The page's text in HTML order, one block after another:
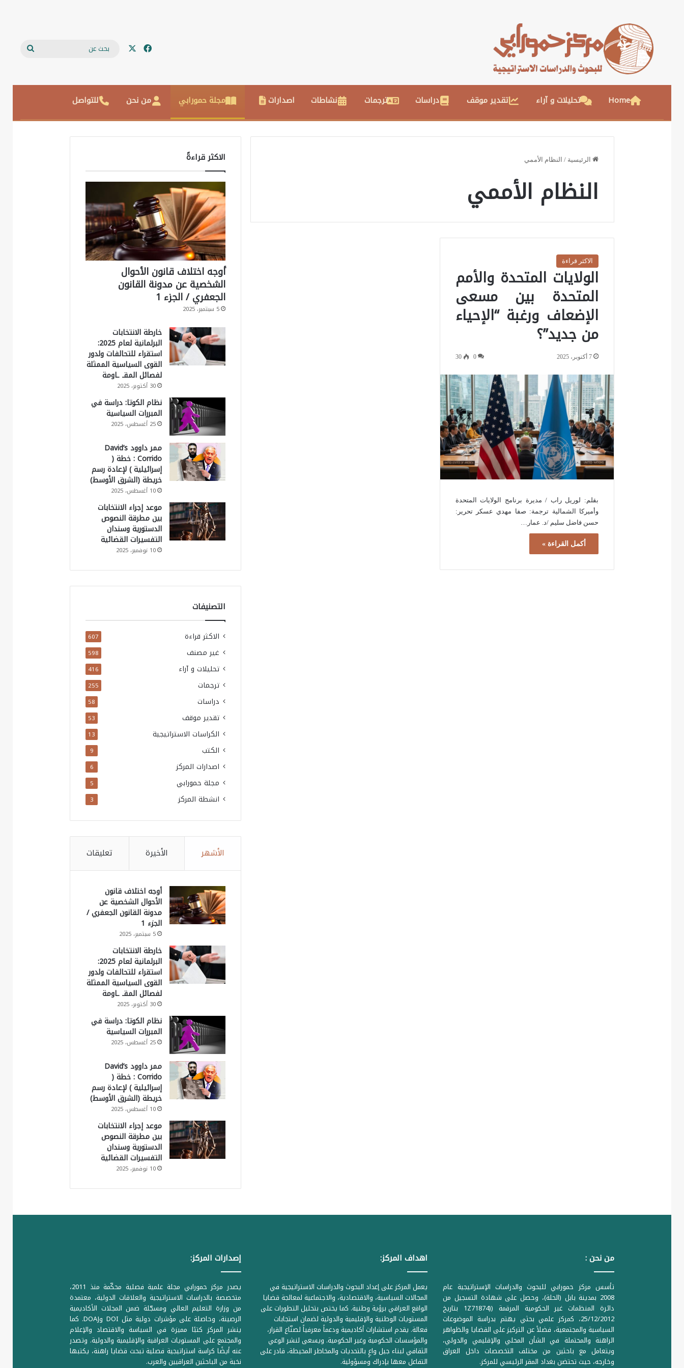
فيسبوك
Home تحليلات و آراء تقدير موقف دراسات ترجمات نشاطات اصدارات مجلة حمورابي من نحن للتواصل
الرئيسية / النظام الأممي
النظام الأممي
الاكثر قراءة
الولايات المتحدة والأمم
المتحدة بين مسعى
الإضعاف ورغبة “الإحياء
من جديد”؟
7 أكتوبر، 2025 0
30
بقلم: لوريل راب / مديرة برنامج الولايات المتحدة
وأميركا الشمالية ترجمة: صفا مهدي عسكر تحرير:
حسن فاضل سليم /د. عمار…
أكمل القراءة »
الاكثر قراءةً
أوجه اختلاف قانون الأحوال
الشخصية عن مدونة القانون
الجعفري / الجزء 1
5 سبتمبر، 2025
خارطة الانتخابات
البرلمانية لعام 2025:
استقراء للتحالفات ولدور
القوى السياسية الممثلة
لفصائل المقـ ـاومة
30 أكتوبر، 2025
نظام الكوتا: دراسة في
المبررات السياسية
25 أغسطس، 2025
ممر داوود David’s
Corrido : خطة (
إسرائيلية ) لإعادة رسم
خريطة (الشرق الأوسط)
10 أغسطس، 2025
موعد إجراء الانتخابات
بين مطرقة النصوص
الدستورية وسندان
التفسيرات القضائية
10 نوفمبر، 2025
التصنيفات
الاكثر قراءة 607
غير مصنف 598
تحليلات و آراء 416
ترجمات 255
دراسات 58
تقدير موقف 53
الكراسات الاستراتيجية 13
الكتب 9
اصدارات المركز 6
مجلة حمورابي 5
انشطة المركز 3
الأشهر الأخيرة تعليقات
أوجه اختلاف قانون
الأحوال الشخصية عن
مدونة القانون الجعفري /
الجزء 1
5 سبتمبر، 2025
خارطة الانتخابات
البرلمانية لعام 2025:
استقراء للتحالفات ولدور
القوى السياسية الممثلة
لفصائل المقـ ـاومة
30 أكتوبر، 2025
نظام الكوتا: دراسة في
المبررات السياسية
25 أغسطس، 2025
ممر داوود David’s
Corrido : خطة (
إسرائيلية ) لإعادة رسم
خريطة (الشرق الأوسط)
10 أغسطس، 2025
موعد إجراء الانتخابات
بين مطرقة النصوص
الدستورية وسندان
التفسيرات القضائية
10 نوفمبر، 2025
من نحن :
تأسس مركز حمورابي للبحوث والدراسات الإستراتيجية عام
2008 بمدينة بابل (الحلة)، وحصل على شهادة التسجيل من
دائرة المنظمات غير الحكومية المرقمة ((1Z71874 بتاريخ
25/12/2012، كمركز علمي بحثي يهتم بدراسة الموضوعات
السياسية والمجتمعية، فضلاً عن التركيز على القضايا والظواهر
الراهنة والمحتملة في الشأن المحلي والإقليمي والدولي،
ويتعامل مع باحثين من مختلف التخصصات داخل العراق
وخارجه، حيث تحتضن بغداد المقر الرئيسي للمركز.
اهداف المركز:
يعمل المركز على إعداد البحوث والدراسات الاستراتيجية في
المجالات السياسية، والاقتصادية، والاجتماعية لمعالجة قضايا
الواقع العراقي برؤية وطنية. كما يختص بتحليل التطورات على
المستويات الوطنية والإقليمية والدولية لضمان استجابات
فعالة. يقدم استشارات أكاديمية ودعماً معرفياً لصنّاع القرار،
والمؤسسات الحكومية وغير الحكومية. ويسعى لنشر الوعي
الثقافي لبناء جيل واعٍ بالتحديات والمخاطر المحيطة، قادر على
التفاعل معها بإدراك ومسؤولية.
إصدارات المركز:
يصدر مركز حمورابي مجلة علمية فصلية محكّمة منذ 2011،
متخصصة بالدراسات الاستراتيجية والعلاقات الدولية، معتمدة
من وزارة التعليم العالي ومسجّلة ضمن المجلات الأكاديمية
الرصينة، وحاصلة على مؤشرات دولية مثل DOI وDOAJ. كما
ينشر المركز كتبًا مميزة في السياسة والاقتصاد والإعلام
والمجتمع على المستويات العراقية والإقليمية والدولية. وتصدر
عنه أيضًا كراسة استراتيجية فصلية تبحث قضايا راهنة، يكتبها
نخبة من الباحثين العراقيين والعرب.